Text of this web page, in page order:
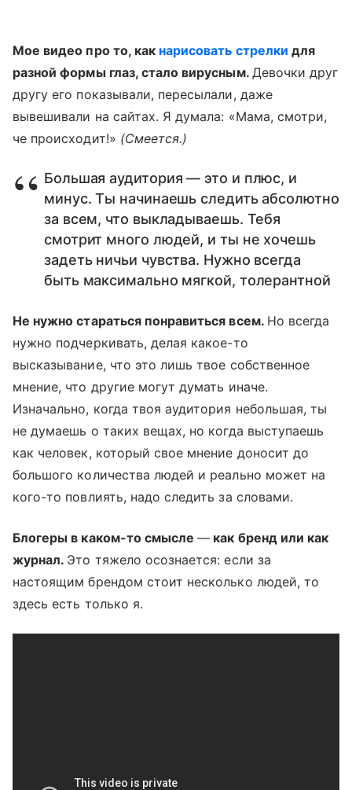
Мое видео про то, как нарисовать стрелки для
разной формы глаз, стало вирусным. Девочки друг
другу его показывали, пересылали, даже
вывешивали на сайтах. Я думала: «Мама, смотри,
че происходит!» (Смеется.)
Большая аудитория — это и плюс, и
минус. Ты начинаешь следить абсолютно
за всем, что выкладываешь. Тебя
смотрит много людей, и ты не хочешь
задеть ничьи чувства. Нужно всегда
быть максимально мягкой, толерантной
Не нужно стараться понравиться всем. Но всегда
нужно подчеркивать, делая какое-то
высказывание, что это лишь твое собственное
мнение, что другие могут думать иначе.
Изначально, когда твоя аудитория небольшая, ты
не думаешь о таких вещах, но когда выступаешь
как человек, который свое мнение доносит до
большого количества людей и реально может на
кого-то повлиять, надо следить за словами.
Блогеры в каком-то смысле— как бренд или как
журнал. Это тяжело осознается: если за
настоящим брендом стоит несколько людей, то
здесь есть только я.